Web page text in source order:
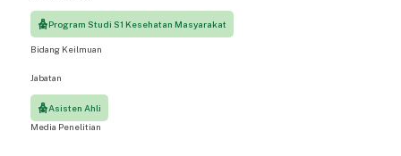
Program Studi S1 Kesehatan Masyarakat
Bidang Keilmuan
Jabatan
Asisten Ahli
Media Penelitian